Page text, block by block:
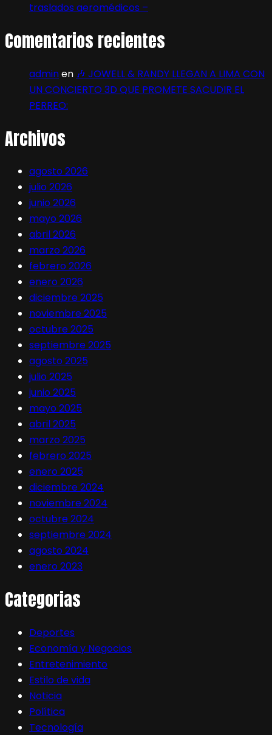
traslados aeromédicos –
Comentarios recientes
adminen 🎶 JOWELL & RANDY LLEGAN A LIMA CON
UN CONCIERTO 3D QUE PROMETE SACUDIR EL
PERREO:
Archivos
agosto 2026
julio 2026
junio 2026
mayo 2026
abril 2026
marzo 2026
febrero 2026
enero 2026
diciembre 2025
noviembre 2025
octubre 2025
septiembre 2025
agosto 2025
julio 2025
junio 2025
mayo 2025
abril 2025
marzo 2025
febrero 2025
enero 2025
diciembre 2024
noviembre 2024
octubre 2024
septiembre 2024
agosto 2024
enero 2023
Categorias
Deportes
Economía y Negocios
Entretenimiento
Estilo de vida
Noticia
Política
Tecnología